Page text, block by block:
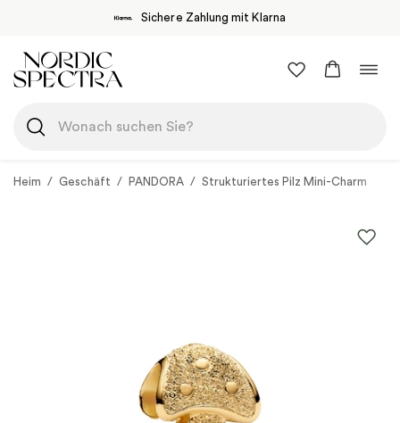
Sichere Zahlung mit Klarna
Inhalt
springen
Heim / Geschäft / PANDORA / Strukturiertes Pilz Mini-Charm